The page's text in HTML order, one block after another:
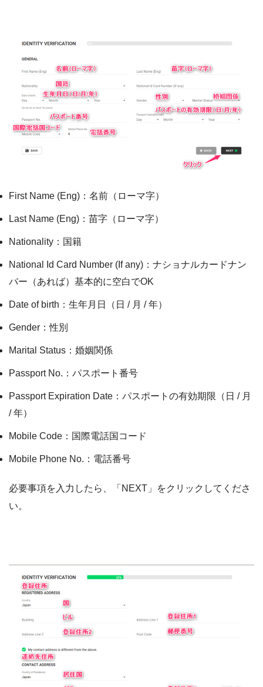
First Name (Eng)：名前（ローマ字）
Last Name (Eng)：苗字（ローマ字）
Nationality：国籍
National Id Card Number (If any)：ナショナルカードナン
バー（あれば）基本的に空白でOK
Date of birth：生年月日（日 / 月 / 年）
Gender：性別
Marital Status：婚姻関係
Passport No.：パスポート番号
Passport Expiration Date：パスポートの有効期限（日 / 月
/ 年）
Mobile Code：国際電話国コード
Mobile Phone No.：電話番号
必要事項を入力したら、「NEXT」をクリックしてくださ
い。